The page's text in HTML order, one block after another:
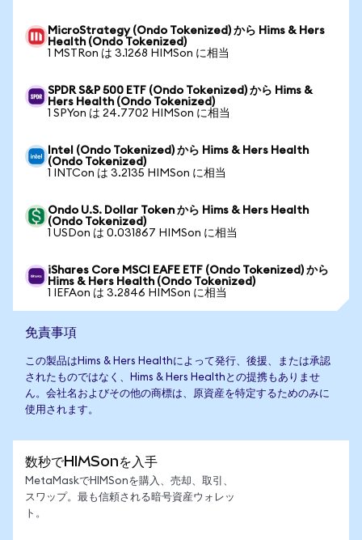
MicroStrategy (Ondo Tokenized) から Hims & Hers
Health (Ondo Tokenized)
1 MSTRon は 3.1268 HIMSon に相当
SPDR S&P 500 ETF (Ondo Tokenized) から Hims &
Hers Health (Ondo Tokenized)
1 SPYon は 24.7702 HIMSon に相当
Intel (Ondo Tokenized) から Hims & Hers Health
(Ondo Tokenized)
1 INTCon は 3.2135 HIMSon に相当
Ondo U.S. Dollar Token から Hims & Hers Health
(Ondo Tokenized)
1 USDon は 0.031867 HIMSon に相当
iShares Core MSCI EAFE ETF (Ondo Tokenized) から
Hims & Hers Health (Ondo Tokenized)
1 IEFAon は 3.2846 HIMSon に相当
免責事項
この製品はHims & Hers Healthによって発行、後援、または承認
されたものではなく、Hims & Hers Healthとの提携もありませ
ん。会社名およびその他の商標は、原資産を特定するためのみに
使用されます。
数秒でHIMSonを入手
MetaMaskでHIMSonを購入、売却、取引、
スワップ。最も信頼される暗号資産ウォレッ
ト。